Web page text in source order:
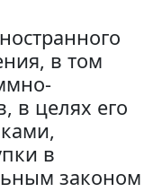
в том
в целях его
в
законом